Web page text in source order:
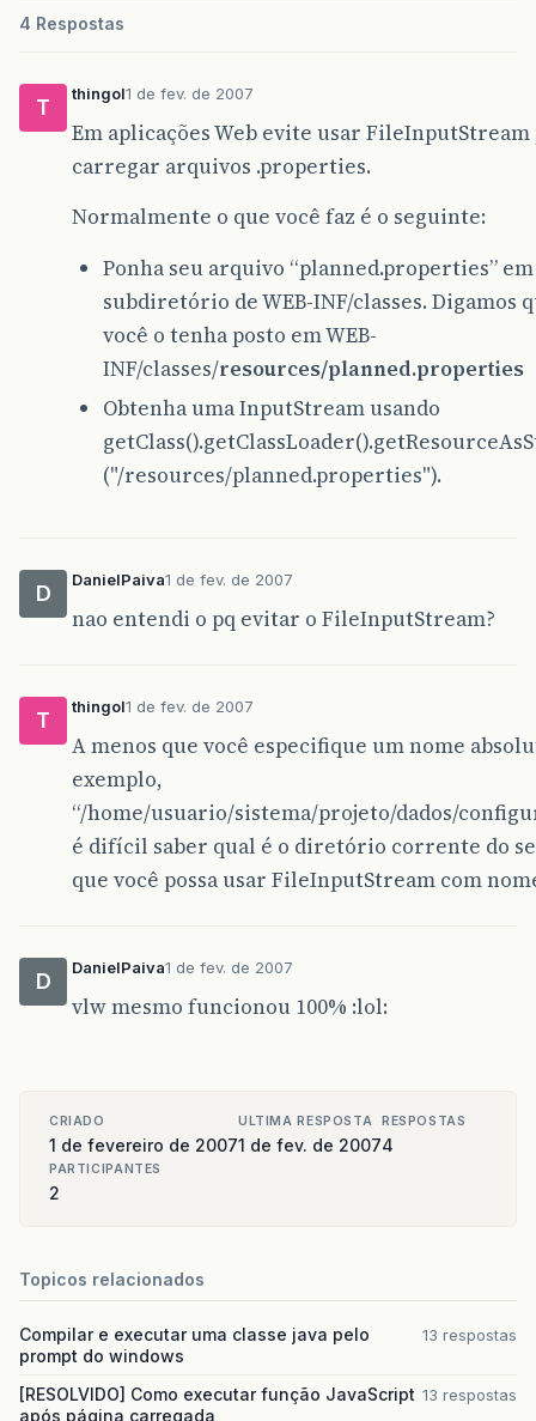
4 Respostas
T
thingol1 de fev. de 2007
Em aplicações Web evite usar FileInputStream
carregar arquivos .properties.
Normalmente o que você faz é o seguinte:
Ponha seu arquivo “planned.properties”
subdiretório de WEB-INF/classes. Digamos
você o tenha posto em WEB-
INF/classes/resources/planned.properties
Obtenha uma InputStream usando
("/resources/planned.properties").
D
DanielPaiva1 de fev. de 2007
nao entendi o pq evitar o FileInputStream?
T
thingol1 de fev. de 2007
A menos que você especifique um nome
exemplo,
“/home/usuario/sistema/projeto/dados/
é difícil saber qual é o diretório corrente do
que você possa usar FileInputStream com
D
DanielPaiva1 de fev. de 2007
vlw mesmo funcionou 100% :lol:
CRIADO
1 de fevereiro de 2007
ULTIMA RESPOSTA
1 de fev. de 2007
RESPOSTAS
4
PARTICIPANTES
2
Topicos relacionados
Compilar e executar uma classe java pelo
prompt do windows
13 respostas
[RESOLVIDO] Como executar função JavaScript
após página carregada
13 respostas